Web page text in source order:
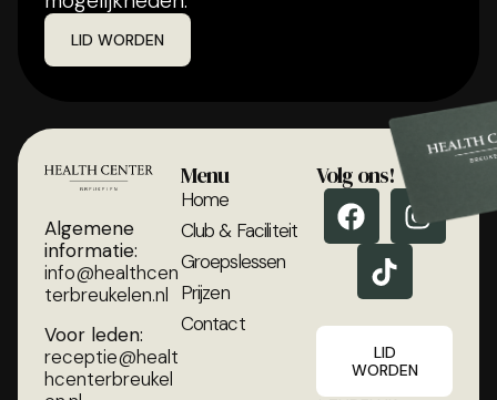
LID WORDEN
Algemene
informatie:
info@healthcen
terbreukelen.nl
Voor leden:
receptie@healt
hcenterbreukel
Menu
Home
Club & Faciliteit
Groepslessen
Prijzen
Contact
Volg ons!
LID
WORDEN